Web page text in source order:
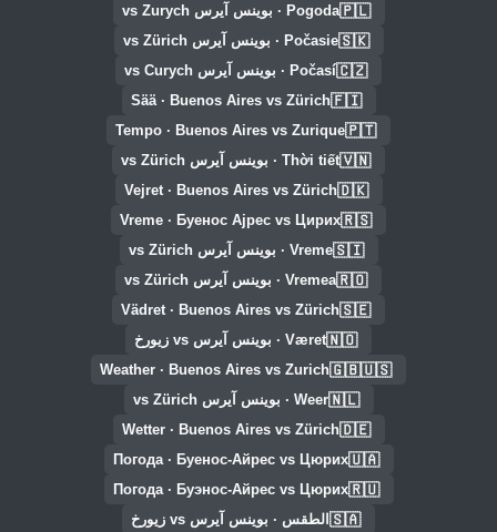
🇵🇱Pogoda · بوينس آيرس vs Zurych
🇸🇰Počasie · بوينس آيرس vs Zürich
🇨🇿Počasí · بوينس آيرس vs Curych
🇫🇮
Sää · Buenos Aires vs Zürich
🇵🇹
Tempo · Buenos Aires vs Zurique
🇻🇳Thời tiết · بوينس آيرس vs Zürich
🇩🇰
Vejret · Buenos Aires vs Zürich
🇷🇸
Vreme · Буенос Ајрес vs Цирих
🇸🇮Vreme · بوينس آيرس vs Zürich
🇷🇴Vremea · بوينس آيرس vs Zürich
🇸🇪
Vädret · Buenos Aires vs Zürich
🇳🇴Været · بوينس آيرس vs زيورخ
🇬🇧🇺🇸
Weather · Buenos Aires vs Zurich
🇳🇱Weer · بوينس آيرس vs Zürich
🇩🇪
Wetter · Buenos Aires vs Zürich
🇺🇦
Погода · Буенос-Айрес vs Цюрих
🇷🇺
Погода · Буэнос-Айрес vs Цюрих
🇸🇦 الطقس · بوينس آيرس vs زيورخ